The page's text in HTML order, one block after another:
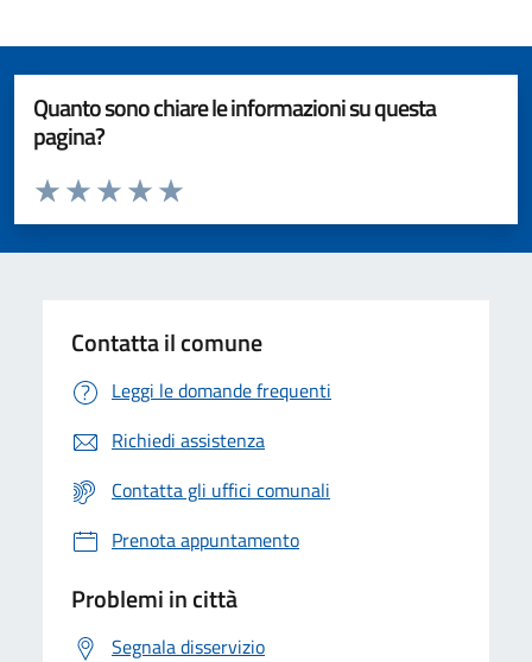
Quanto sono chiare le informazioni su questa
pagina?
Valuta da 1 a 5 stelle la pagina
Valuta 5 stelle su 5
Valuta 4 stelle su 5
Valuta 3 stelle su 5
Valuta 2 stelle su 5
Valuta 1 stelle su 5
Contatta il comune
Leggi le domande frequenti
Richiedi assistenza
Contatta gli uffici comunali
Prenota appuntamento
Problemi in città
Segnala disservizio